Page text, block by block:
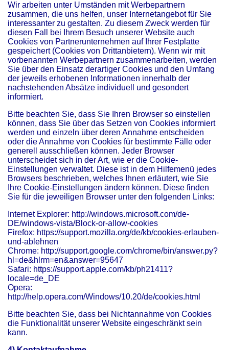
Wir arbeiten unter Umständen mit Werbepartnern
zusammen, die uns helfen, unser Internetangebot für Sie
interessanter zu gestalten. Zu diesem Zweck werden für
diesen Fall bei Ihrem Besuch unserer Website auch
Cookies von Partnerunternehmen auf Ihrer Festplatte
gespeichert (Cookies von Drittanbietern). Wenn wir mit
vorbenannten Werbepartnern zusammenarbeiten, werden
Sie über den Einsatz derartiger Cookies und den Umfang
der jeweils erhobenen Informationen innerhalb der
nachstehenden Absätze individuell und gesondert
informiert.
Bitte beachten Sie, dass Sie Ihren Browser so einstellen
können, dass Sie über das Setzen von Cookies informiert
werden und einzeln über deren Annahme entscheiden
oder die Annahme von Cookies für bestimmte Fälle oder
generell ausschließen können. Jeder Browser
unterscheidet sich in der Art, wie er die Cookie-
Einstellungen verwaltet. Diese ist in dem Hilfemenü jedes
Browsers beschrieben, welches Ihnen erläutert, wie Sie
Ihre Cookie-Einstellungen ändern können. Diese finden
Sie für die jeweiligen Browser unter den folgenden Links:
Internet Explorer: http://windows.microsoft.com/de-
DE/windows-vista/Block-or-allow-cookies
Firefox: https://support.mozilla.org/de/kb/cookies-erlauben-
und-ablehnen
Chrome: http://support.google.com/chrome/bin/answer.py?
hl=de&hlrm=en&answer=95647
Safari: https://support.apple.com/kb/ph21411?
locale=de_DE
Opera:
http://help.opera.com/Windows/10.20/de/cookies.html
Bitte beachten Sie, dass bei Nichtannahme von Cookies
die Funktionalität unserer Website eingeschränkt sein
kann.